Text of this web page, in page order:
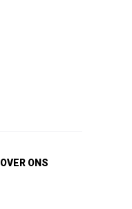
OVER ONS